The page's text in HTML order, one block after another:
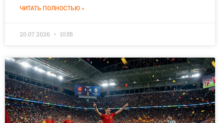
ЧИТАТЬ ПОЛНОСТЬЮ »
20.07.2026 10:55